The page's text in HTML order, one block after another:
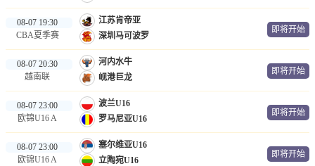
08-07 19:30
CBA夏季赛
江苏肯帝亚
深圳马可波罗
即将开始
08-07 20:30
越南联
河内水牛
岘港巨龙
即将开始
08-07 23:00
欧锦U16 A
波兰U16
罗马尼亚U16
即将开始
08-07 23:00
欧锦U16 A
塞尔维亚U16
立陶宛U16
即将开始